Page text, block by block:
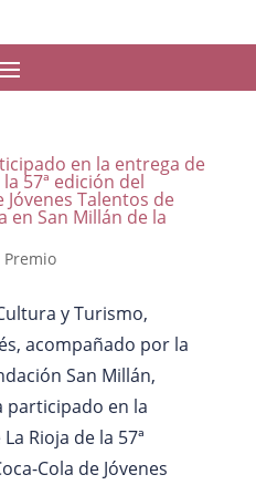
en la entrega de
57ª edición del
Jóvenes Talentos de
en San Millán de la
Premio
y Turismo,
acompañado por la
San Millán,
participado en la
Rioja de la 57ª
Cola de Jóvenes